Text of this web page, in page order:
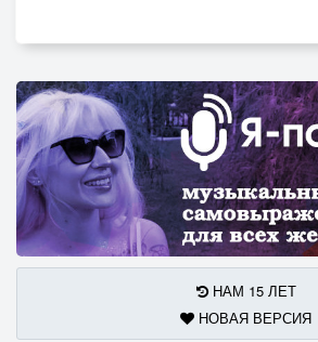
НАМ 15 ЛЕТ
НОВАЯ ВЕРСИЯ